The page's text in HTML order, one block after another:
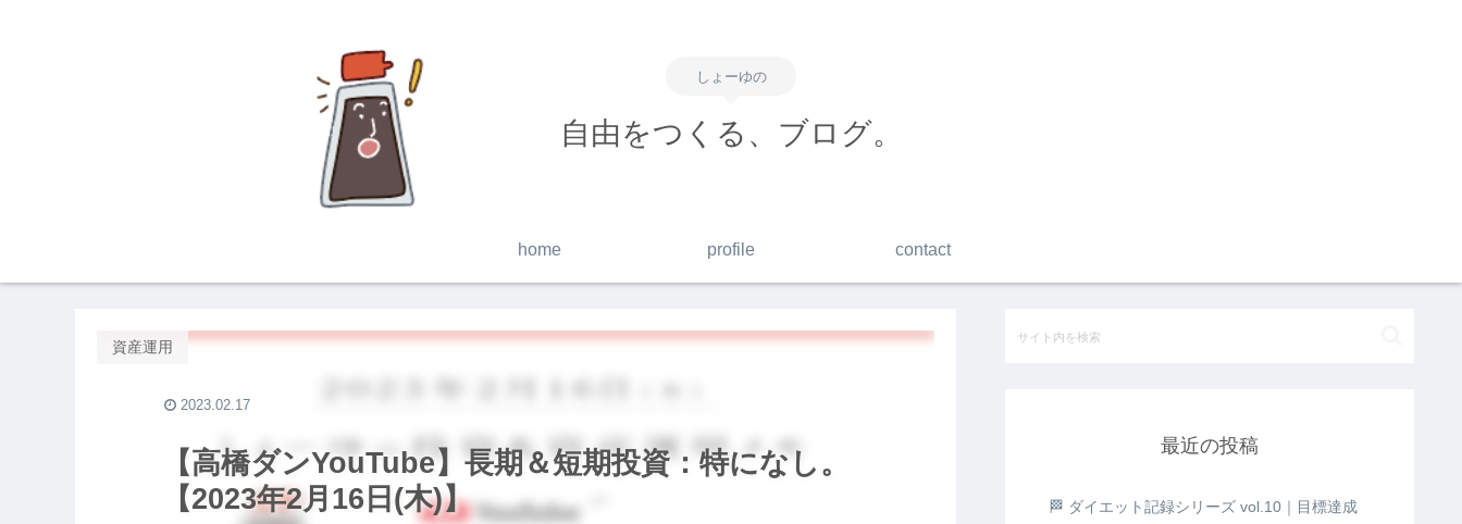
しょーゆの
自由をつくる、ブログ。
home profile contact
【高橋ダンYouTube】長期＆短期投資：特になし。
【2023年2月16日(木)】
資産運用
2023.02.17
最近の投稿
🏁 ダイエット記録シリーズ vol.10｜目標達成